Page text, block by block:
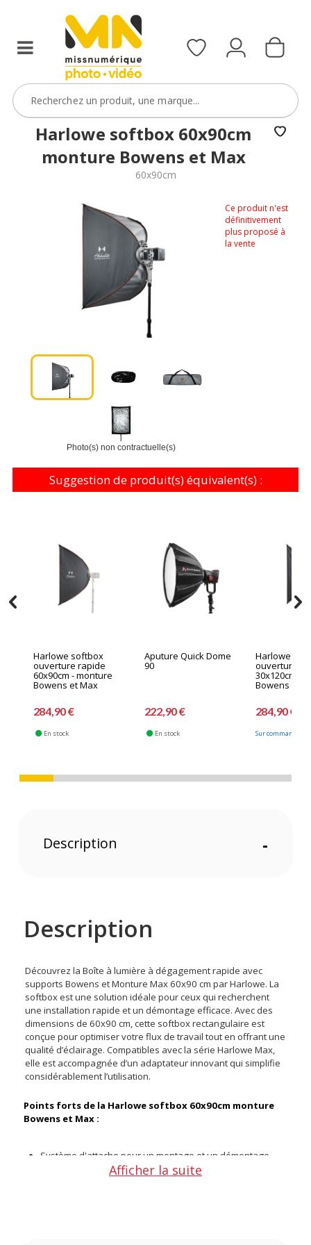
Harlowe softbox 60x90cm
monture Bowens et Max
60x90cm
Photo(s) non contractuelle(s)
Ce produit n'est
définitivement
plus proposé à
la vente
Suggestion de produit(s) équivalent(s) :
Harlowe softbox
ouverture rapide
60x90cm - monture
Bowens et Max
284,90 €
En stock
Aputure Quick Dome
90
222,90 €
En stock
Harlowe
ouverture
30x120cm -
Bowens et
284,90 €
Sur commande
Description -
Description
Découvrez la Boîte à lumière à dégagement rapide avec
supports Bowens et Monture Max 60x90 cm par Harlowe. La
softbox est une solution idéale pour ceux qui recherchent
une installation rapide et un démontage efficace. Avec des
dimensions de 60x90 cm, cette softbox rectangulaire est
conçue pour optimiser votre flux de travail tout en offrant une
qualité d’éclairage. Compatibles avec la série Harlowe Max,
elle est accompagnée d’un adaptateur innovant qui simplifie
considérablement l’utilisation.
Points forts de la Harlowe softbox 60x90cm monture
Bowens et Max :
Système d'attache pour un montage et un démontage
Afficher la suite